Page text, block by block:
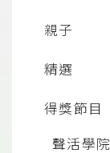
親子
精選
得獎節目
聲活學院